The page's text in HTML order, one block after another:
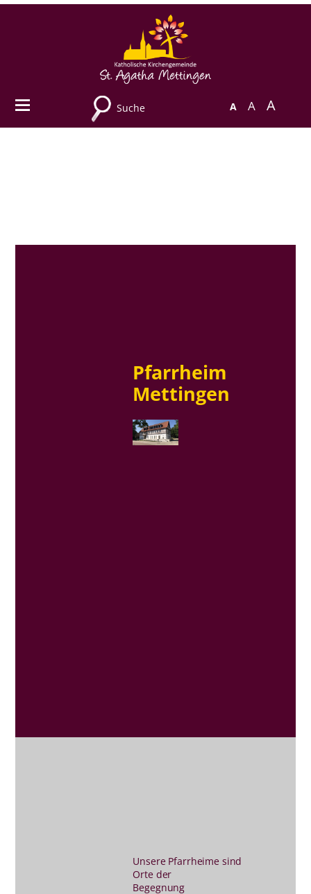
Suche A A A
Pfarrheim
Mettingen
Unsere Pfarrheime sind
Orte der
Begegnung